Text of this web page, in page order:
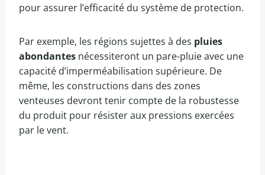
pour assurer l’efficacité du système de protection.
Par exemple, les régions sujettes à des pluies
abondantes nécessiteront un pare-pluie avec une
capacité d’imperméabilisation supérieure. De
même, les constructions dans des zones
venteuses devront tenir compte de la robustesse
du produit pour résister aux pressions exercées
par le vent.